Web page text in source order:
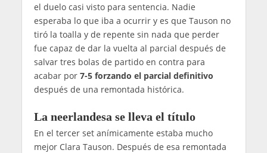
el duelo casi visto para sentencia. Nadie
esperaba lo que iba a ocurrir y es que Tauson no
tiró la toalla y de repente sin nada que perder
fue capaz de dar la vuelta al parcial después de
salvar tres bolas de partido en contra para
acabar por 7-5 forzando el parcial definitivo
después de una remontada histórica.
La neerlandesa se lleva el título
En el tercer set anímicamente estaba mucho
mejor Clara Tauson. Después de esa remontada